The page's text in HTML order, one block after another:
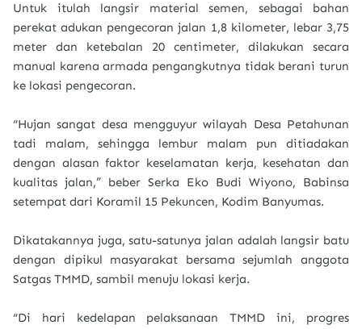
Untuk itulah langsir material semen, sebagai bahan
perekat adukan pengecoran jalan 1,8 kilometer, lebar 3,75
meter dan ketebalan 20 centimeter, dilakukan secara
manual karena armada pengangkutnya tidak berani turun
ke lokasi pengecoran.
“Hujan sangat desa mengguyur wilayah Desa Petahunan
tadi malam, sehingga lembur malam pun ditiadakan
dengan alasan faktor keselamatan kerja, kesehatan dan
kualitas jalan,” beber Serka Eko Budi Wiyono, Babinsa
setempat dari Koramil 15 Pekuncen, Kodim Banyumas.
Dikatakannya juga, satu-satunya jalan adalah langsir batu
dengan dipikul masyarakat bersama sejumlah anggota
Satgas TMMD, sambil menuju lokasi kerja.
“Di hari kedelapan pelaksanaan TMMD ini, progres